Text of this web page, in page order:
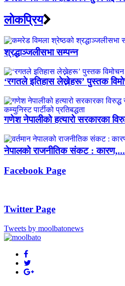
लाेकप्रिय
श्रद्धाञ्जलीसभा सम्पन्न
‘रगतले इतिहास लेख्नेहरू’ पुस्तक
गणेश नेपालीको हत्यारो सरकारका
नेपालको राजनीतिक संकट : कारण,...
Facebook Page
Twitter Page
Tweets by moolbatonews